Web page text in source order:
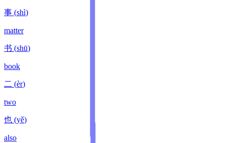
事 (shì)
matter
书 (shū)
book
二 (èr)
two
也 (yě)
also